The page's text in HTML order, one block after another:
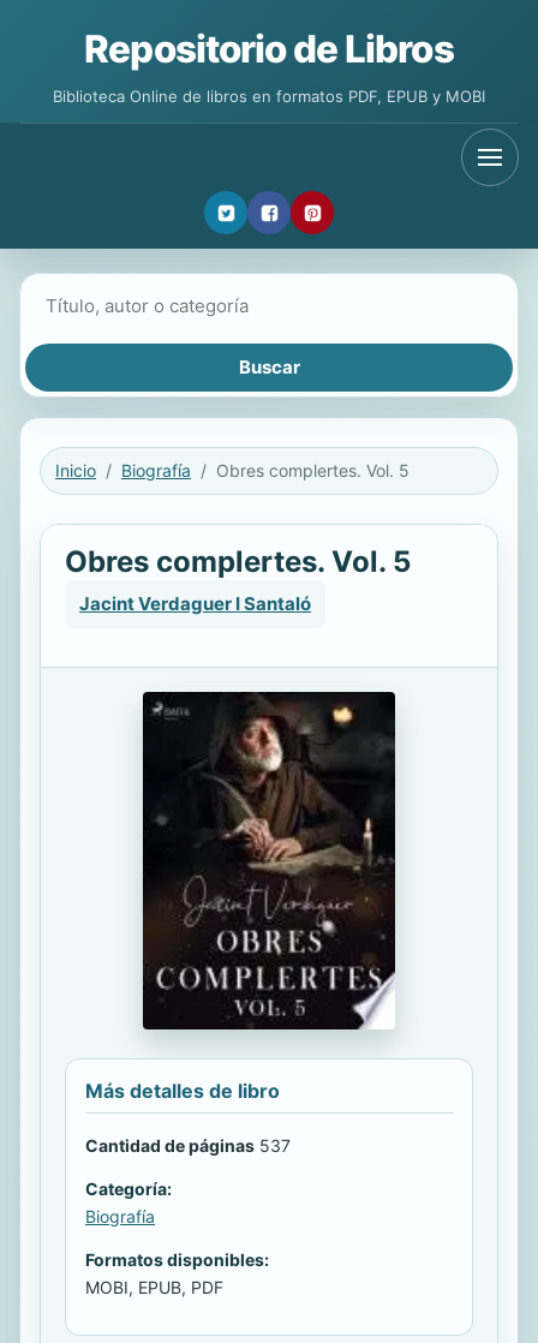
Repositorio de Libros
Biblioteca Online de libros en formatos PDF, EPUB y MOBI
Inicio Biografía Obres complertes. Vol. 5
Obres complertes. Vol. 5
Jacint Verdaguer I Santaló
Más detalles de libro
Cantidad de páginas 537
Categoría:
Biografía
Formatos disponibles:
MOBI, EPUB, PDF